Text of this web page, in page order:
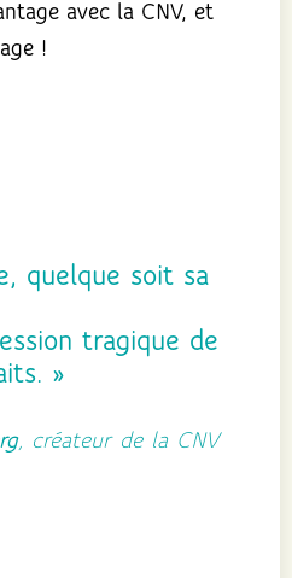
avec la CNV, et
!
quelque soit sa
tragique de
»
, créateur de la CNV